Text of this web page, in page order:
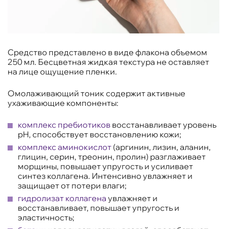
Средство представлено в виде флакона объемом
250 мл. Бесцветная жидкая текстура не оставляет
на лице ощущение пленки.
Омолаживающий тоник содержит активные
ухаживающие компоненты:
комплекс пребиотиков восстанавливает уровень
рН, способствует восстановлению кожи;
комплекс аминокислот (аргинин, лизин, аланин,
глицин, серин, треонин, пролин) разглаживает
морщины, повышает упругость и усиливает
синтез коллагена. Интенсивно увлажняет и
защищает от потери влаги;
гидролизат коллагена увлажняет и
восстанавливает, повышает упругость и
эластичность;